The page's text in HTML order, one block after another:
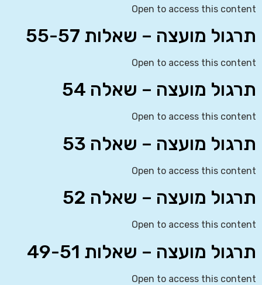
Open to access this content
תרגול מועצה – שאלות 55-57
Open to access this content
תרגול מועצה – שאלה 54
Open to access this content
תרגול מועצה – שאלה 53
Open to access this content
תרגול מועצה – שאלה 52
Open to access this content
תרגול מועצה – שאלות 49-51
Open to access this content